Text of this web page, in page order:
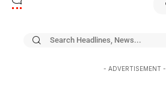
- ADVERTISEMENT -